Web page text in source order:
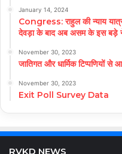
January 14, 2024
Congress: राहुल की न्याय
देवड़ा के बाद अब असम के इस बड़े
November 30, 2023
जातिगत और धार्मिक टिप्पणियों
November 30, 2023
Exit Poll Survey Data
RVKD NEWS